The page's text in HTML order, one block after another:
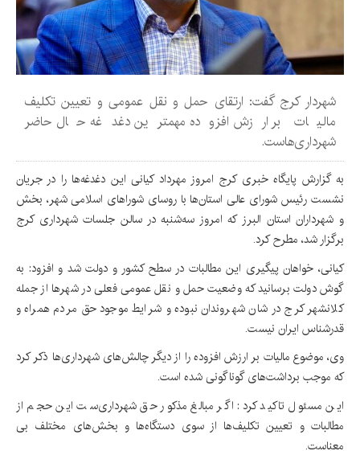
شهردار کرج گفت: ارتقای حمل و نقل عمومی و تعیین تکلیف
مالیات بر ارزش افزوده مهمترین دغدغه حال حاضر
شهرداری‌هاست.
به گزارش پایگاه خبری کرج امروز مهرداد کیانی این دغدغه‌ها را در جریان
نشست رئیس شورای عالی استان‌ها با روسای شوراهای اسلامی شهر، بخش
و شهرداران استان البرز که امروز سه‌شنبه در سالن جلسات شهرداری کرج
برگزار شد، مطرح کرد.
کیانی، خواهان پیگیری این مطالبات در سطح کشور و دولت شد و افزود: به
گوش دولت برسانید که وضعیت حمل و نقل عمومی فعلی در شهرها از جمله
کلانشهر کرج در شان شهروندان نبوده و شرایط موجود حق مردم همراه و
قدرشناس ایران نیست.
وی، موضوع مالیات بر ارزش افزوده را از دیگر چالش‌های شهرداری‌ها ذکر کرد
که موجب برداشت‌های گوناگونی شده است.
این مسئول تاکید کرد: اگر مبالغ مذکور حق شهرداری‌ست این حجم از
مطالبات و تعیین تکلیف‌ها از سوی دستگاه‌ها و بخش‌های مختلف بی
معناست.